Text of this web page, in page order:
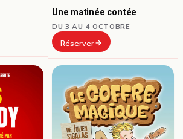
Une matinée contée
DU 3 AU 4 OCTOBRE
Réserver